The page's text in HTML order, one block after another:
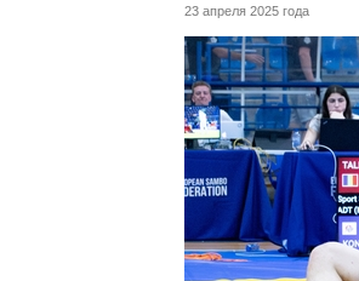
23 апреля 2025 года